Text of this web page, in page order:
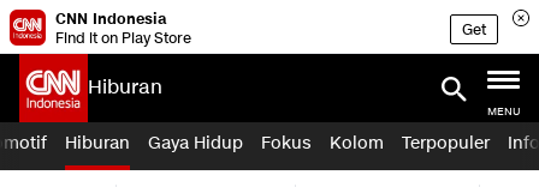
CNN Indonesia
Find it on Play Store
Get
Hiburan
MENU
Hiburan Gaya Hidup Fokus Kolom Terpopuler